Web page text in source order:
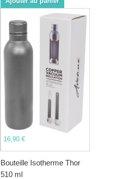
16,90 €
Bouteille Isotherme Thor
510 ml